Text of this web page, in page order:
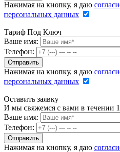
Нажимая на кнопку, я даю
персональных данных
Тариф Под Ключ
Ваше имя:
Телефон:
Нажимая на кнопку, я даю
персональных данных
Оставить заявку
И мы свяжемся с вами в течении
Ваше имя:
Телефон:
Нажимая на кнопку, я даю